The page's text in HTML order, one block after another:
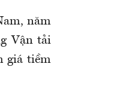
năm
Vận tải
giá tiềm